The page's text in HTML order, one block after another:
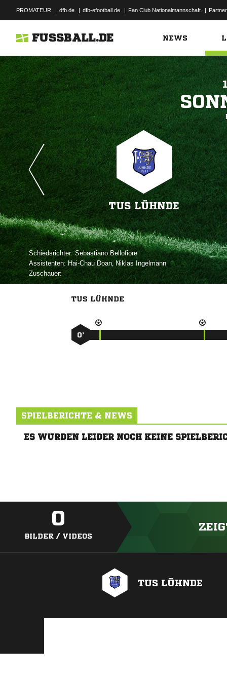
PROMATEUR | dfb.de | dfb-efootball.de | Fan Club Nationalmannschaft | Partner
FUSSBALL.DE NEWS
TUS LÜHNDE
Schiedsrichter: 
Assistenten: ,  
Zuschauer:
TUS LÜHNDE
0’
SPIELBERICHTE & NEWS
ES WURDEN LEIDER NOCH KEINE
0
BILDER / VIDEOS
TUS LÜHNDE